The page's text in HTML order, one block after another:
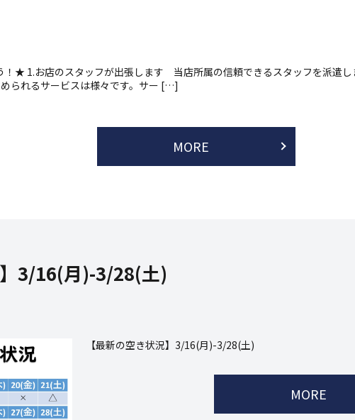
★ 1.お店のスタッフが出張します 当店所属の信頼できるスタッフを派遣し
られるサービスは様々です。サー […]
MORE
】3/16(月)-3/28(土)
【最新の空き状況】3/16(月)-3/28(土)
MORE